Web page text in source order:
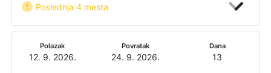
Poslednja 4 mesta
Polazak
12. 9. 2026.
Povratak
24. 9. 2026.
Dana
13